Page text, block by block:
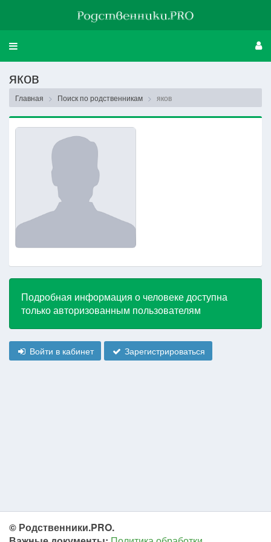
Свернуть
яков
Главная Поиск по родственникам яков
Подробная информация о человеке доступна
только авторизованным пользователям
Войти в кабинет Зарегистрироваться
© Родственники.PRO.